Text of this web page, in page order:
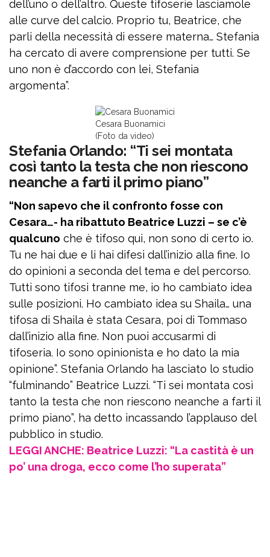
dell’uno o dell’altro. Queste tifoserie lasciamole
alle curve del calcio. Proprio tu, Beatrice, che
parli della necessità di essere materna… Stefania
ha cercato di avere comprensione per tutti. Se
uno non è d’accordo con lei, Stefania
argomenta”.
Cesara Buonamici
(Foto da video)
Stefania Orlando: “Ti sei montata
così tanto la testa che non riescono
neanche a farti il primo piano”
“Non sapevo che il confronto fosse con
Cesara…- ha ribattuto Beatrice Luzzi – se c’è
qualcuno che è tifoso qui, non sono di certo io.
Tu ne hai due e li hai difesi dall’inizio alla fine. Io
do opinioni a seconda del tema e del percorso.
Tutti sono tifosi tranne me, io ho cambiato idea
sulle posizioni. Ho cambiato idea su Shaila… una
tifosa di Shaila è stata Cesara, poi di Tommaso
dall’inizio alla fine. Non puoi accusarmi di
tifoseria. Io sono opinionista e ho dato la mia
opinione”. Stefania Orlando ha lasciato lo studio
“fulminando” Beatrice Luzzi. “Ti sei montata così
tanto la testa che non riescono neanche a farti il
primo piano”, ha detto incassando l’applauso del
pubblico in studio.
LEGGI ANCHE: Beatrice Luzzi: “La castità è un
po’ una droga, ecco come l’ho superata”